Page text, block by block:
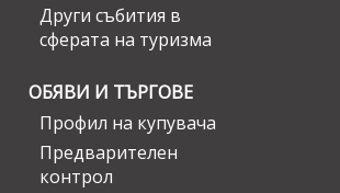
Други събития в
сферата на туризма
ОБЯВИ И ТЪРГОВЕ
Профил на купувача
Предварителен
контрол